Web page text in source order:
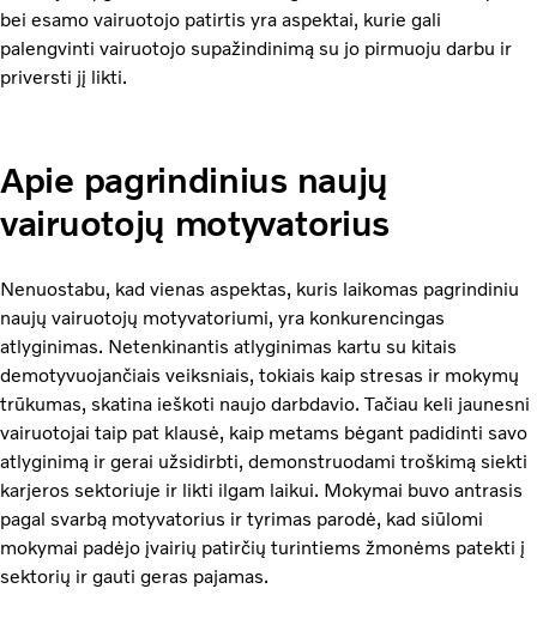
bei esamo vairuotojo patirtis yra aspektai, kurie gali
palengvinti vairuotojo supažindinimą su jo pirmuoju darbu ir
priversti jį likti.
Apie pagrindinius naujų
vairuotojų motyvatorius
Nenuostabu, kad vienas aspektas, kuris laikomas pagrindiniu
naujų vairuotojų motyvatoriumi, yra konkurencingas
atlyginimas. Netenkinantis atlyginimas kartu su kitais
demotyvuojančiais veiksniais, tokiais kaip stresas ir mokymų
trūkumas, skatina ieškoti naujo darbdavio. Tačiau keli jaunesni
vairuotojai taip pat klausė, kaip metams bėgant padidinti savo
atlyginimą ir gerai užsidirbti, demonstruodami troškimą siekti
karjeros sektoriuje ir likti ilgam laikui. Mokymai buvo antrasis
pagal svarbą motyvatorius ir tyrimas parodė, kad siūlomi
mokymai padėjo įvairių patirčių turintiems žmonėms patekti į
sektorių ir gauti geras pajamas.